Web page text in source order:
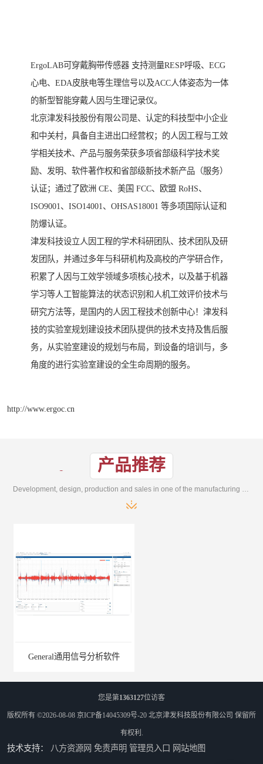
ErgoLAB可穿戴胸带传感器 支持测量RESP呼吸、ECG
心电、EDA皮肤电等生理信号以及ACC人体姿态为一体
的新型智能穿戴人因与生理记录仪。
北京津发科技股份有限公司是、认定的科技型中小企业
和中关村，具备自主进出口经营权；的人因工程与工效
学相关技术、产品与服务荣获多项省部级科学技术奖
励、发明、软件著作权和省部级新技术新产品（服务）
认证；通过了欧洲 CE、美国 FCC、欧盟 RoHS、
ISO9001、ISO14001、OHSAS18001 等多项国际认证和
防爆认证。
津发科技设立人因工程的学术科研团队、技术团队及研
发团队，并通过多年与科研机构及高校的产学研合作，
积累了人因与工效学领域多项核心技术，以及基于机器
学习等人工智能算法的状态识别和人机工效评价技术与
研究方法等，是国内的人因工程技术创新中心！津发科
技的实验室规划建设技术团队提供的技术支持及售后服
务，从实验室建设的规划与布局，到设备的培训与，多
角度的进行实验室建设的全生命周期的服务。
http://www.ergoc.cn
产品推荐
General通用信号分析软件
您是第1363127位访客
版权所有 ©2026-08-08 京ICP备14045309号-20 北京津发科技股份有限公司 保留所
有权利.
技术支持： 八方资源网 免责声明 管理员入口 网站地图